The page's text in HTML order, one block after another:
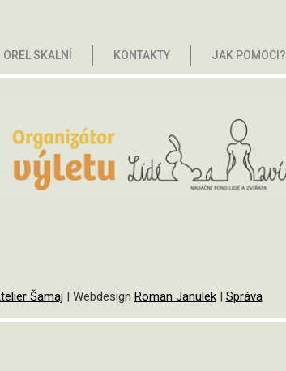
OREL SKALNÍ KONTAKTY JAK POMOCI?
Šamaj | Webdesign Roman Janulek| Správa
Vágner